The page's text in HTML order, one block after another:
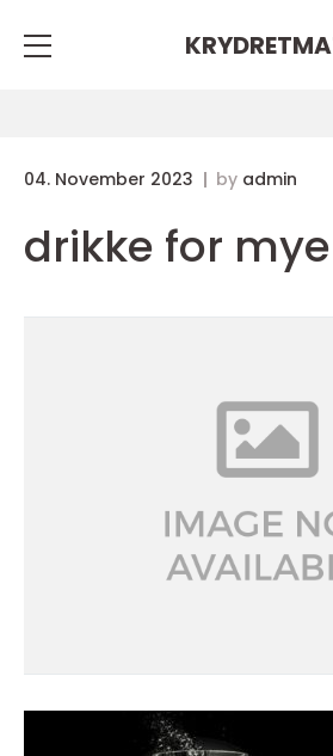
04. November 2023 by admin
drikke for